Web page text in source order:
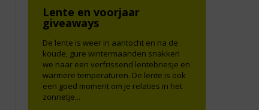
Lente en voorjaar
giveaways
De lente is weer in aantocht en na de
koude, gure wintermaanden snakken
we naar een verfrissend lentebriesje en
warmere temperaturen. De lente is ook
een goed moment om je relaties in het
zonnetje...